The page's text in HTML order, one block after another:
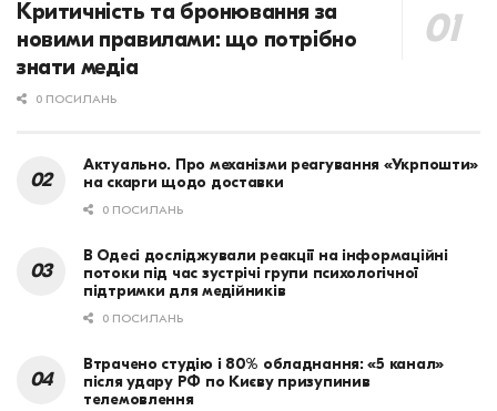
Критичність та бронювання за
новими правилами: що потрібно
знати медіа
0 ПОСИЛАНЬ
Актуально. Про механізми реагування «Укрпошти»
на скарги щодо доставки
0 ПОСИЛАНЬ
В Одесі досліджували реакції на інформаційні
потоки під час зустрічі групи психологічної
підтримки для медійників
0 ПОСИЛАНЬ
Втрачено студію і 80% обладнання: «5 канал»
після удару РФ по Києву призупинив
телемовлення